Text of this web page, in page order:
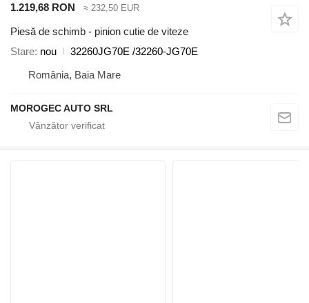
1.219,68 RON ≈ 232,50 EUR
Piesă de schimb - pinion cutie de viteze
Stare nou
32260JG70E /32260-JG70E
România, Baia Mare
MOROGEC AUTO SRL